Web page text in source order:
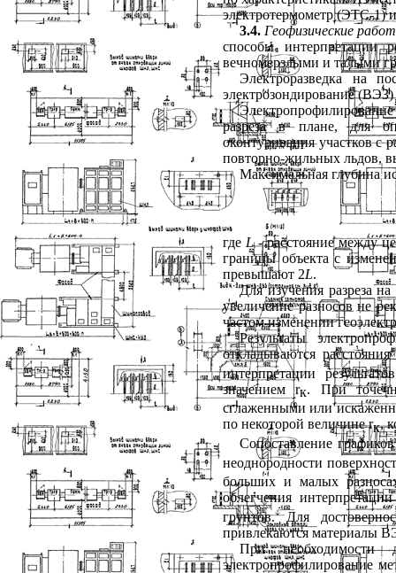
электротермометр (ЭТС-1)
3.4. Геофизические
способы интерпретации
вечномерзлыми и талыми
Электроразведка на
электрозондирование
разреза в плане, для
оконтуривания участков с
повторно-жильных льдов,
Максимальная глубина
где L-расстояние между
границы объекта с
превышают 2L.
Для изучения разреза
увеличение разносов не
частом изменении
Результаты
откладываются
интерпретации
значениемrк.
При
сглаженными или
по некоторой величинеrк,
Сопоставление
неоднородности
больших и малых
облегчения
грунтов. Для
привлекаются материалы
При необходимости
электропрофилирование